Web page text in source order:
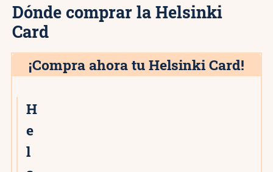
Dónde comprar la Helsinki
Card
¡Compra ahora tu Helsinki Card!
H
e
l